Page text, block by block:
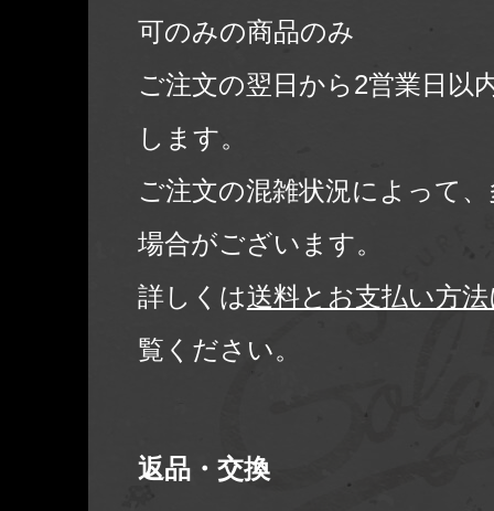
可のみの商品のみ
ご注文の翌日から2営業日以
します。
ご注文の混雑状況によって
場合がございます。
詳しくは送料とお支払い方
覧ください。
返品・交換